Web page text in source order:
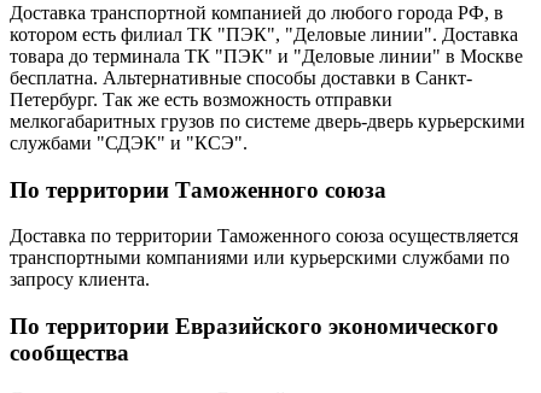
Доставка транспортной компанией до любого города РФ, в
котором есть филиал ТК "ПЭК", "Деловые линии". Доставка
товара до терминала ТК "ПЭК" и "Деловые линии" в Москве
бесплатна. Альтернативные способы доставки в Санкт-
Петербург. Так же есть возможность отправки
мелкогабаритных грузов по системе дверь-дверь курьерскими
службами "СДЭК" и "КСЭ".
По территории Таможенного союза
Доставка по территории Таможенного союза осуществляется
транспортными компаниями или курьерскими службами по
запросу клиента.
По территории Евразийского экономического
сообщества